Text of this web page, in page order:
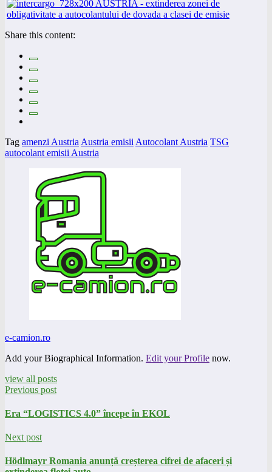
Share this content:
Tag amenzi Austria Austria emisii Autocolant Austria TSG
autocolant emisii Austria
e-camion.ro
Add your Biographical Information. Edit your Profile now.
view all posts
Previous post
Era “LOGISTICS 4.0” începe în EKOL
Next post
Hödlmayr Romania anunță creșterea cifrei de afaceri și